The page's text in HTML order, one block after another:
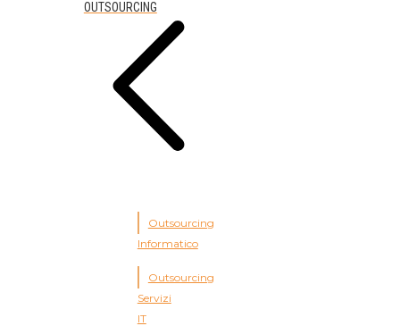
OUTSOURCING
Outsourcing
Informatico
Outsourcing
Servizi
IT